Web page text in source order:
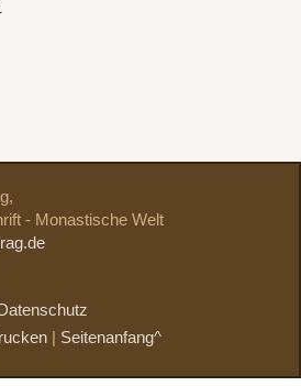
- Monastische Welt
Datenschutz
Seitenanfang^